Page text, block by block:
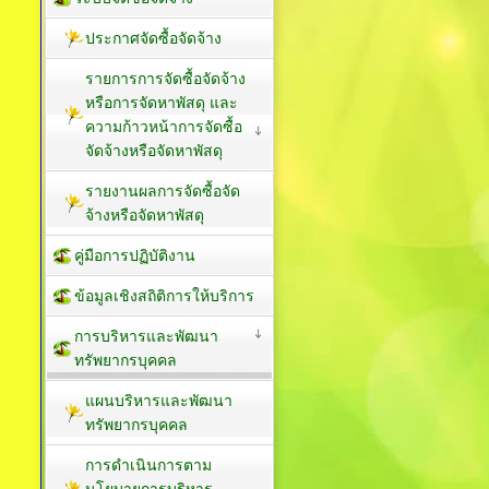
ประกาศจัดซื้อจัดจ้าง
รายการการจัดซื้อจัดจ้าง
หรือการจัดหาพัสดุ และ
ความก้าวหน้าการจัดซื้อ
จัดจ้างหรือจัดหาพัสดุ
รายงานผลการจัดซื้อจัด
จ้างหรือจัดหาพัสดุ
คู่มือการปฏิบัติงาน
ข้อมูลเชิงสถิติการให้บริการ
การบริหารและพัฒนา
ทรัพยากรบุคคล
แผนบริหารและพัฒนา
ทรัพยากรบุคคล
การดำเนินการตาม